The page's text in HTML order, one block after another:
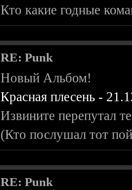
Кто какие годные
RE: Punk
Новый Альбом!
Красная плесень -
Извините перепутал
(Кто послушал тот
RE: Punk